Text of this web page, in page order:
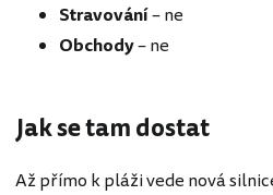
Stravování– ne
Obchody– ne
Jak se tam dostat
Až přímo k pláži vede nová